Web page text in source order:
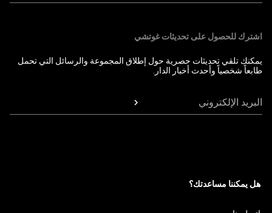
اشترك للحصول على تحديثات غوتشي
يمكنك تلقي تحديثات حصرية حول إطلاق المجموعة والرسائل التي تحمل
طابعاً شخصياً وأحدث أخبار الدار.
البريد الإلكتروني
هل يمكننا مساعدتك؟